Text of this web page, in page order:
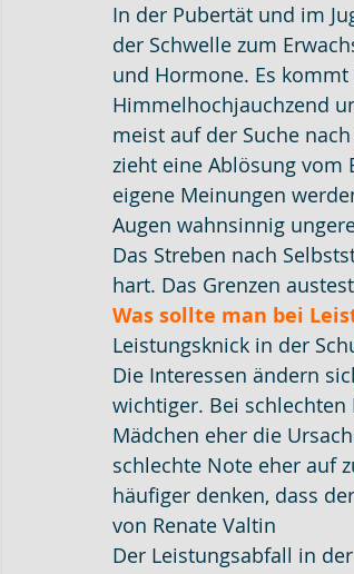
In der Pubertät und im
der Schwelle zum
und Hormone. Es
Himmelhochjauchzend
meist auf der Suche
zieht eine Ablösung vom
eigene Meinungen
Augen wahnsinnig
Das Streben nach
hart. Das Grenzen
Was sollte man bei
Leistungsknick in der
Die Interessen ändern
wichtiger. Bei
Mädchen eher die
schlechte Note eher auf
häufiger denken, dass
von Renate Valtin
Der Leistungsabfall in